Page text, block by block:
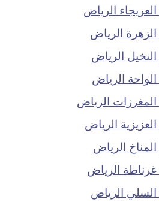
الرياض
الرياض
الرياض
الرياض
الرياض
الرياض
الرياض
الرياض
الرياض